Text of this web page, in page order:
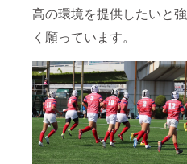
高の環境を提供したいと強
く願っています。